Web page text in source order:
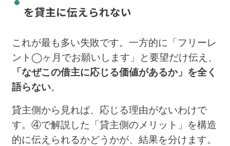
を貸主に伝えられない
これが最も多い失敗です。一方的に「フリーレ
ント◯ヶ月でお願いします」と要望だけ伝え、
「なぜこの借主に応じる価値があるか」を全く
語らない。
貸主側から見れば、応じる理由がないわけで
す。④で解説した「貸主側のメリット」を構造
的に伝えられるかどうかが、結果を分けます。